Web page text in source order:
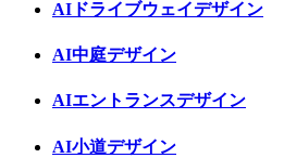
AIドライブウェイデザイン
AI中庭デザイン
AIエントランスデザイン
AI小道デザイン